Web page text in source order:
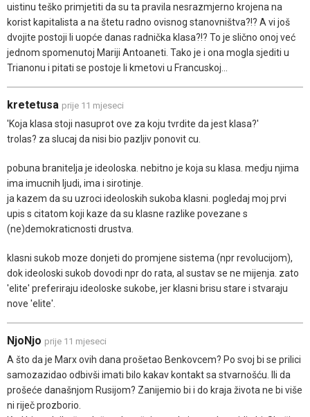
uistinu teško primjetiti da su ta pravila nesrazmjerno krojena na
korist kapitalista a na štetu radno ovisnog stanovništva?!? A vi još
dvojite postoji li uopće danas radnička klasa?!? To je slično onoj već
jednom spomenutoj Mariji Antoaneti. Tako je i ona mogla sjediti u
Trianonu i pitati se postoje li kmetovi u Francuskoj...
kretetusa prije 11 mjeseci
'Koja klasa stoji nasuprot ove za koju tvrdite da jest klasa?'
trolas? za slucaj da nisi bio pazljiv ponovit cu.
pobuna branitelja je ideoloska. nebitno je koja su klasa. medju njima
ima imucnih ljudi, ima i sirotinje.
ja kazem da su uzroci ideoloskih sukoba klasni. pogledaj moj prvi
upis s citatom koji kaze da su klasne razlike povezane s
(ne)demokraticnosti drustva.
klasni sukob moze donjeti do promjene sistema (npr revolucijom),
dok ideoloski sukob dovodi npr do rata, al sustav se ne mijenja. zato
'elite' preferiraju ideoloske sukobe, jer klasni brisu stare i stvaraju
nove 'elite'.
NjoNjo prije 11 mjeseci
A što da je Marx ovih dana prošetao Benkovcem? Po svoj bi se prilici
samozazidao odbivši imati bilo kakav kontakt sa stvarnošću. Ili da
prošeće današnjom Rusijom? Zanijemio bi i do kraja života ne bi više
ni riječ prozborio.